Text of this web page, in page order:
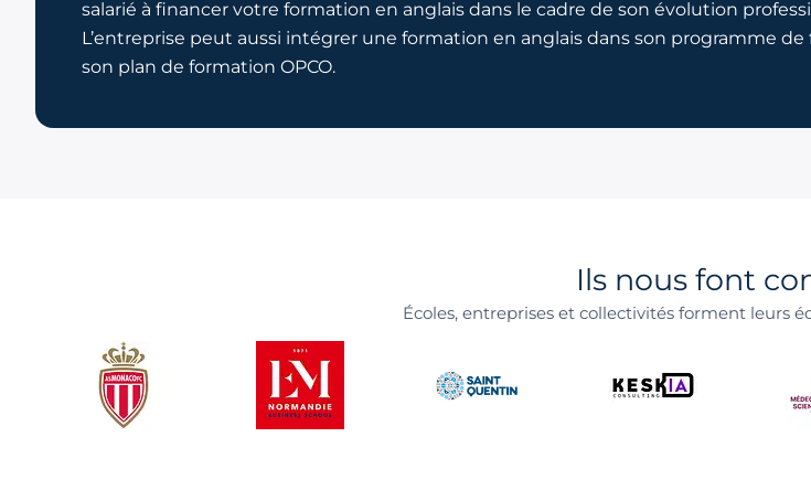
salarié à financer votre formation en anglais dans le cadre de son évolution
L’entreprise peut aussi intégrer une formation en anglais dans son programme
son plan de formation OPCO.
Ils nous font
Écoles, entreprises et collectivités forment leurs